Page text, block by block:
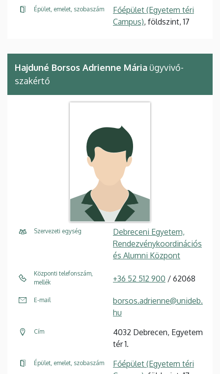
Épület, emelet, szobaszám
Főépület (Egyetem téri
Campus), földszint, 17
Hajduné Borsos Adrienne Mária ügyvivő-
szakértő
Szervezeti egység
Debreceni Egyetem,
Rendezvénykoordinációs
és Alumni Központ
Központi telefonszám,
mellék
+36 52 512 900 / 62068
E-mail
borsos.adrienne@unideb.
hu
Cím
4032 Debrecen, Egyetem
tér 1.
Épület, emelet, szobaszám
Főépület (Egyetem téri